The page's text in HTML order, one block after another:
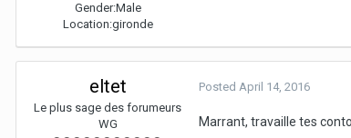
Gender:Male
Location:gironde
eltet
Le plus sage des forumeurs
WG
Posted April 14, 2016
Marrant, travaille tes